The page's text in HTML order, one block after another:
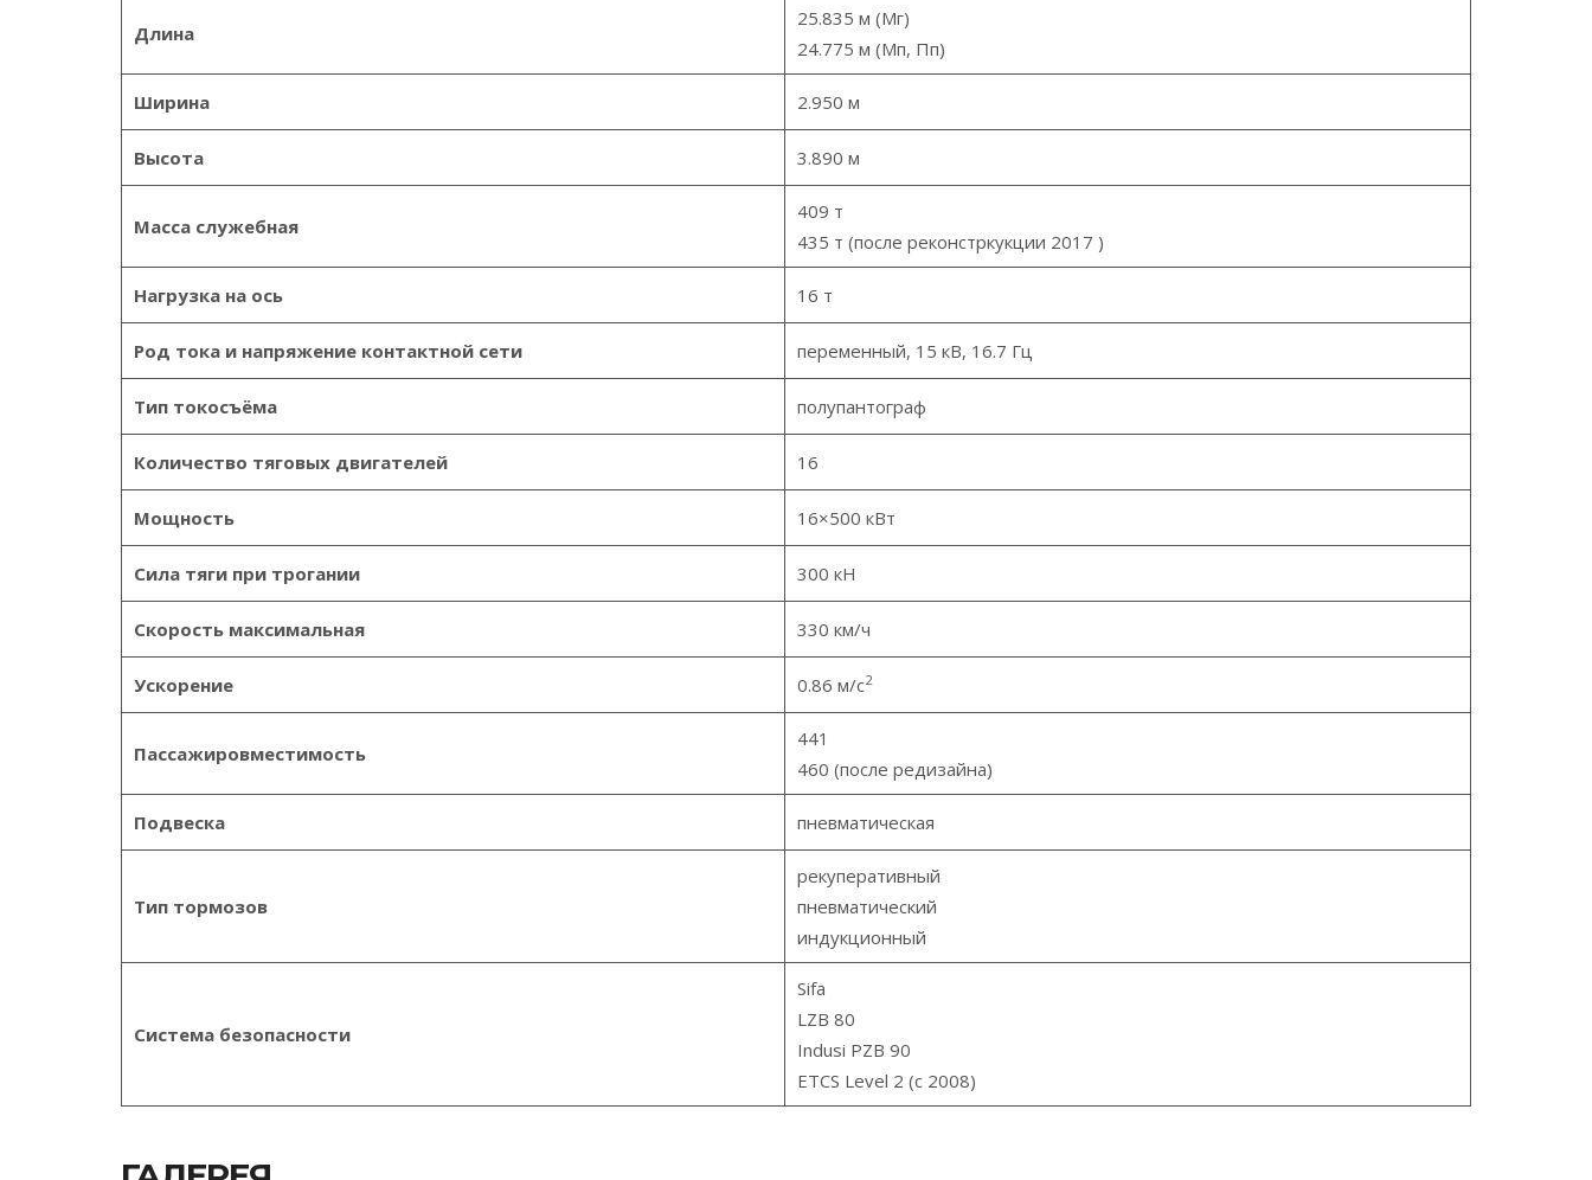
Длина
25.835 м (Мг)
24.775 м (Мп, Пп)
Ширина 2.950 м
Высота 3.890 м
Масса служебная
409 т
435 т (после реконстркукции 2017 )
Нагрузка на ось 16 т
Род тока и напряжение контактной сети переменный, 15 кВ, 16.7 Гц
Тип токосъёма полупантограф
Количество тяговых двигателей 16
Мощность 16×500 кВт
Сила тяги при трогании 300 кН
Скорость максимальная 330 км/ч
Ускорение 0.86 м/c2
Пассажировместимость
441
460 (после редизайна)
Подвеска пневматическая
Тип тормозов
рекуперативный
пневматический
индукционный
Система безопасности
Sifa
LZB 80
Indusi PZB 90
ETCS Level 2 (с 2008)